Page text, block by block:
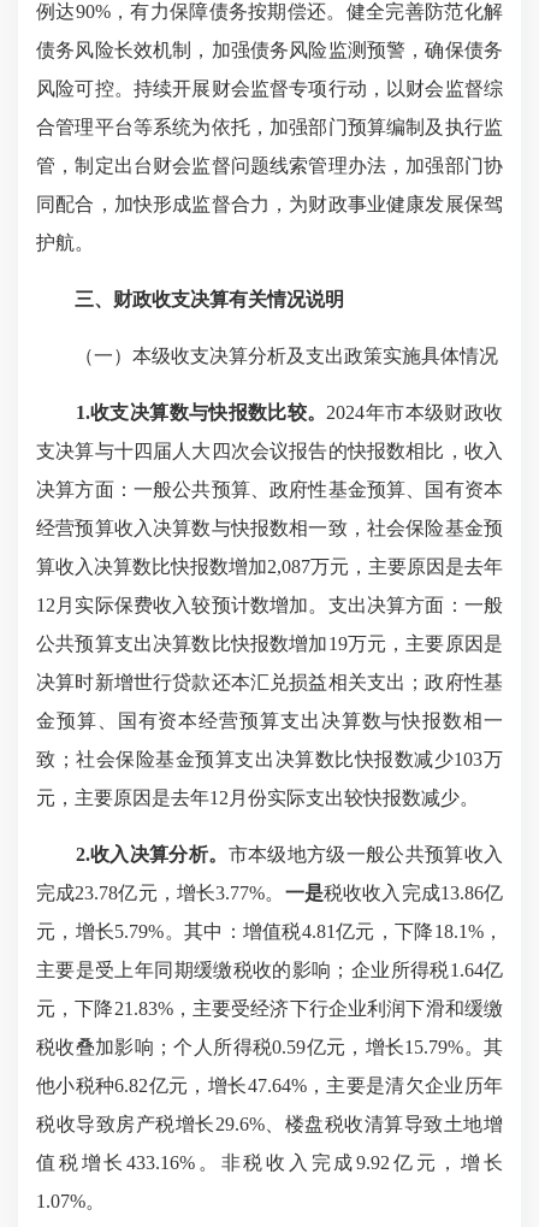
例达90%，有力保障债务按期偿还。健全完善防范化解
债务风险长效机制，加强债务风险监测预警，确保债务
风险可控。持续开展财会监督专项行动，以财会监督综
合管理平台等系统为依托，加强部门预算编制及执行监
管，制定出台财会监督问题线索管理办法，加强部门协
同配合，加快形成监督合力，为财政事业健康发展保驾
护航。
三、财政收支决算有关情况说明
（一）本级收支决算分析及支出政策实施具体情况
1.收支决算数与快报数比较。 2024年市本级财政收
支决算与十四届人大四次会议报告的快报数相比，收入
决算方面：一般公共预算、政府性基金预算、国有资本
经营预算收入决算数与快报数相一致，社会保险基金预
算收入决算数比快报数增加2,087万元，主要原因是去年
12月实际保费收入较预计数增加。支出决算方面：一般
公共预算支出决算数比快报数增加19万元，主要原因是
决算时新增世行贷款还本汇兑损益相关支出；政府性基
金预算、国有资本经营预算支出决算数与快报数相一
致；社会保险基金预算支出决算数比快报数减少103万
元，主要原因是去年12月份实际支出较快报数减少。
2.收入决算分析。 市本级地方级一般公共预算收入
完成23.78亿元，增长3.77%。 一是税收收入完成13.86亿
元，增长5.79%。其中：增值税4.81亿元，下降18.1%，
主要是受上年同期缓缴税收的影响；企业所得税1.64亿
元，下降21.83%，主要受经济下行企业利润下滑和缓缴
税收叠加影响；个人所得税0.59亿元，增长15.79%。其
他小税种6.82亿元，增长47.64%，主要是清欠企业历年
税收导致房产税增长29.6%、楼盘税收清算导致土地增
值税增长433.16%。非税收入完成9.92亿元，增长
1.07%。